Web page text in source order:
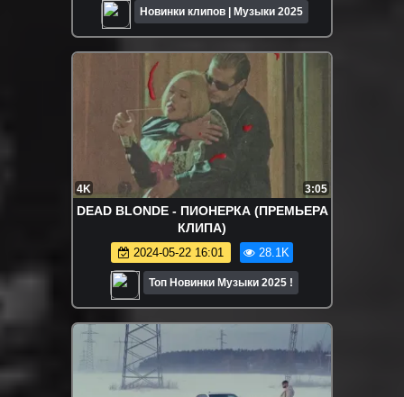
Новинки клипов | Музыки 2025
4K 3:05
DEAD BLONDE - ПИОНЕРКА (ПРЕМЬЕРА
КЛИПА)
2024-05-22 16:01 28.1K
Топ Новинки Музыки 2025 !